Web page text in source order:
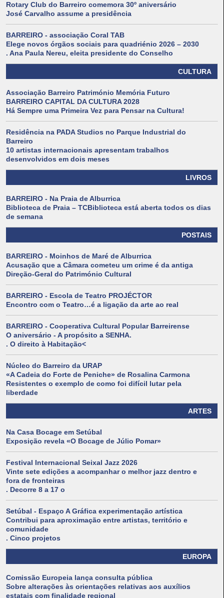
Rotary Club do Barreiro comemora 30º aniversário
José Carvalho assume a presidência
BARREIRO - associação Coral TAB
Elege novos órgãos sociais para quadriénio 2026 – 2030
. Ana Paula Nereu, eleita presidente do Conselho
CULTURA
Associação Barreiro Património Memória Futuro
BARREIRO CAPITAL DA CULTURA 2028
Há Sempre uma Primeira Vez para Pensar na Cultura!
Residência na PADA Studios no Parque Industrial do
Barreiro
10 artistas internacionais apresentam trabalhos
desenvolvidos em dois meses
LIVROS
BARREIRO - Na Praia de Alburrica
Biblioteca de Praia – TCBiblioteca está aberta todos os dias
de semana
POSTAIS
BARREIRO - Moinhos de Maré de Alburrica
Acusação que a Câmara cometeu um crime é da antiga
Direção-Geral do Património Cultural
BARREIRO - Escola de Teatro PROJÉCTOR
Encontro com o Teatro…é a ligação da arte ao real
BARREIRO - Cooperativa Cultural Popular Barreirense
O aniversário - A propósito a SENHA.
. O direito à Habitação<
Núcleo do Barreiro da URAP
«A Cadeia do Forte de Peniche» de Rosalina Carmona
Resistentes o exemplo de como foi difícil lutar pela
liberdade
ARTES
Na Casa Bocage em Setúbal
Exposição revela «O Bocage de Júlio Pomar»
Festival Internacional Seixal Jazz 2026
Vinte sete edições a acompanhar o melhor jazz dentro e
fora de fronteiras
. Decorre 8 a 17 o
Setúbal - Espaço A Gráfica experimentação artística
Contribui para aproximação entre artistas, território e
comunidade
. Cinco projetos
EUROPA
Comissão Europeia lança consulta pública
Sobre alterações às orientações relativas aos auxílios
estatais com finalidade regional